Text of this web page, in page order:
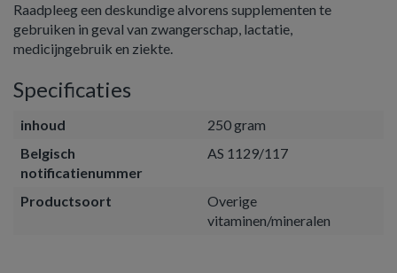
Raadpleeg een deskundige alvorens supplementen te
gebruiken in geval van zwangerschap, lactatie,
medicijngebruik en ziekte.
Specificaties
inhoud
250 gram
Belgisch
notificatienummer
AS 1129/117
Productsoort
Overige
vitaminen/mineralen